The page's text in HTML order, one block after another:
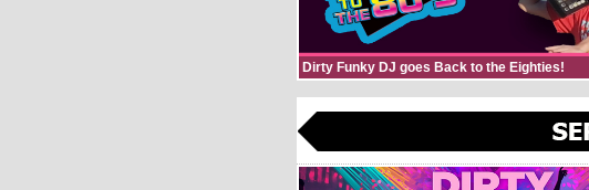
Dirty Funky DJ goes Back to the Eighties!